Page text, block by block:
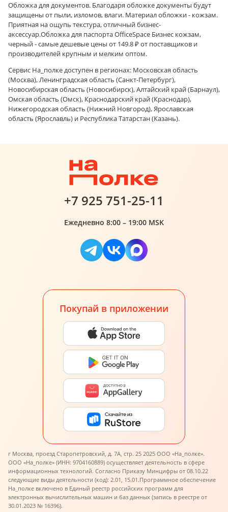
Обложка для документов. Благодаря обложке документы будут
защищены от пыли, изломов, влаги. Материал обложки - кожзам.
Приятная на ощупь текстура, отличный бизнес-
аксессуар.Обложка для паспорта OfficeSpace Бизнес кожзам,
черный - самые дешевые цены от 149.8 ₽ от поставщиков и
производителей крупным и мелким оптом.
Сервис На_полке доступен в регионах: Московская область
(Москва), Ленинградская область (Санкт-Петербург),
Новосибирская область (Новосибирск), Алтайский край (Барнаул),
Омская область (Омск), Краснодарский край (Краснодар),
Нижегородская область (Нижний Новгород), Ярославская
область (Ярославль) и Республика Татарстан (Казань).
+7 925 751-25-11
Ежедневно 8:00 – 19:00 MSK
Покупай в приложении
г Москва, проезд Старопетровский, д. 7А, стр. 25 2025 ООО «На_полке».
ООО «На_полке» (ИНН: 9704160889) осуществляет деятельность в сфере
информационных технологий. Согласно Приказу Минцифры от 08.10.22
следующие виды деятельности (код): 2.01, 15.01.Программное обеспечение
На_полке включено в Единый реестр российских программ для
электронных вычислительных машин и баз данных (запись в реестре от
30.01.2023 № 16396).